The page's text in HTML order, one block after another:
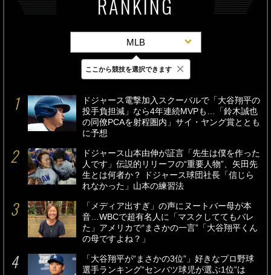
MLB
最新 24時間 週間
ドジャース電撃加入スクーバルで「大谷翔平の
投手負担減」なら4年連続MVPも…「鈴木誠也
の同僚PCAを射程圏内」サイ・ヤング賞ととも
に予想
ドジャース山本由伸が証言「先生は僕を作った
人です」伝説的リリーフの“重要人物”、矢田先
生とは何者か？ ドジャース球団社長「信じら
れなかった」山本の練習法
「メディア出すぎ」の声にヌートバー母が本
音…WBCで超有名人に「マスクしててもバレ
た」アメリカで“まさかの一言”「大谷翔平くん
の母ですよね？」
「大谷翔平が“まさかの3位”」好きなプロ野球
選手ランキング“センバツ球児が選ぶ1位”は
ここから競技を選択できます ×